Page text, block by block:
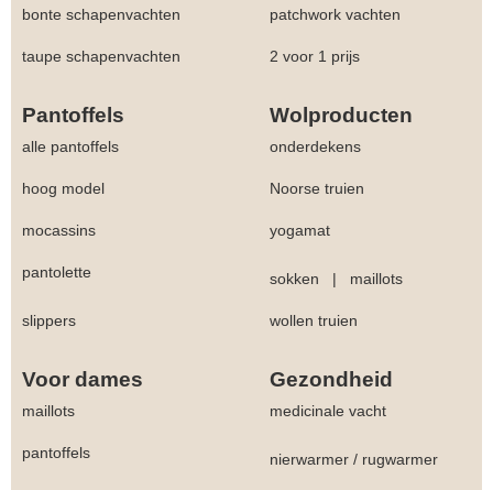
bonte schapenvachten patchwork vachten
taupe schapenvachten 2 voor 1 prijs
Pantoffels Wolproducten
alle pantoffels onderdekens
hoog model Noorse truien
mocassins yogamat
pantolette sokken | maillots
slippers wollen truien
Voor dames Gezondheid
maillots medicinale vacht
pantoffels nierwarmer / rugwarmer